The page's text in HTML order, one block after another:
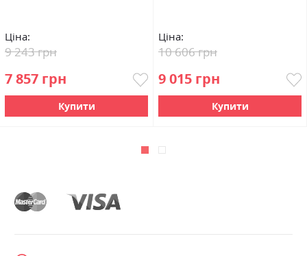
Ціна:
7 857 грн
9 243 грн
Купити
Ціна:
9 015 грн
10 606 грн
Купити